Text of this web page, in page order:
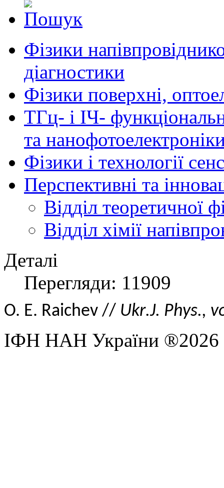
Фізики
діагностики
Фізики поверхні,
ТГц- і ІЧ-
та
Фізики і технології
Перспективні та
Відділ теоретичної
Відділ хімії
Деталі
Перегляди: 11909
O. E. Raichev // Ukr.J. Phys.,
ІФН НАН України ®2026